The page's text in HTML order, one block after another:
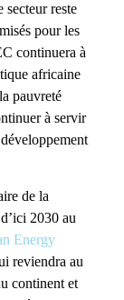
secteur reste
pour les
continuera à
africaine
pauvreté
à servir
de la
2030 au
Energy
reviendra au
continent et